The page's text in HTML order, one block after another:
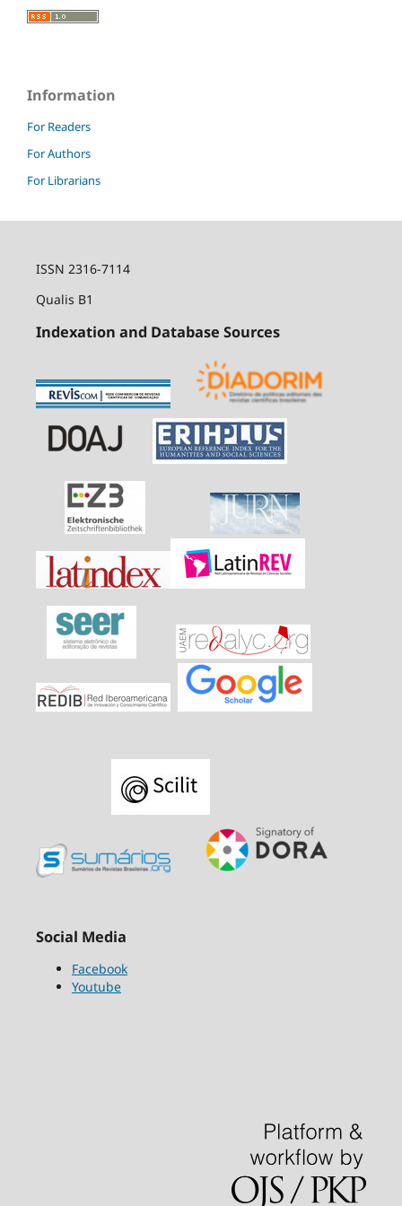
Information
For Readers
For Authors
For Librarians
ISSN 2316-7114
Qualis B1
Indexation and Database Sources
Social Media
Facebook
Youtube